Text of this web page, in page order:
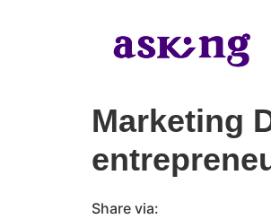
Marketing
Share via: